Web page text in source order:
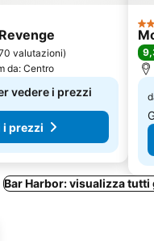
valutazioni)
da: Centro
vedere i prezzi
i prezzi
3
Bar Harbor: visualizza tutti